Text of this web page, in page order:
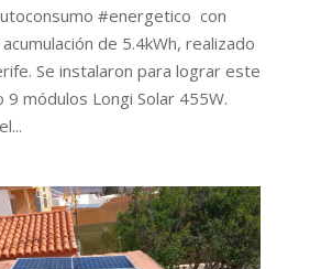
#energetico con
de 5.4kWh, realizado
Se instalaron para lograr este
módulos Longi Solar 455W.